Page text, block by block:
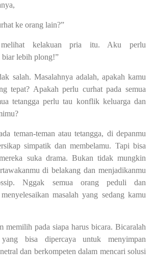
ke orang lain?”
melihat kelakuan pria itu. Aku perlu
biar lebih plong!”
salah. Masalahnya adalah, apakah kamu
tepat? Apakah perlu curhat pada semua
tetangga perlu tau konflik keluarga dan
teman-teman atau tetangga, di depanmu
simpatik dan membelamu. Tapi bisa
suka drama. Bukan tidak mungkin
di belakang dan menjadikanmu
Nggak semua orang peduli dan
masalah yang sedang kamu
memilih pada siapa harus bicara. Bicaralah
bisa dipercaya untuk menyimpan
dan berkompeten dalam mencari solusi